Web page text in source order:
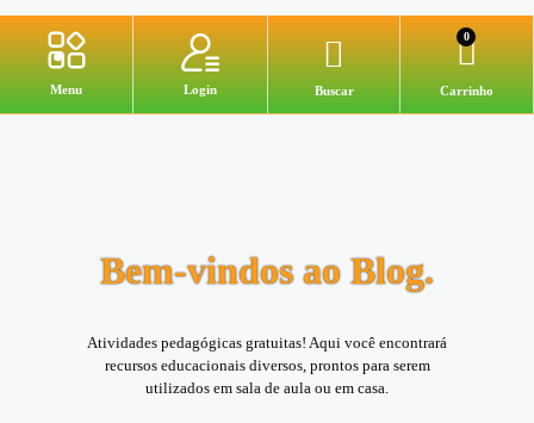
Menu Login Buscar
0
Carrinho
Bem-vindos ao Blog.
Atividades pedagógicas gratuitas! Aqui você encontrará
recursos educacionais diversos, prontos para serem
utilizados em sala de aula ou em casa.